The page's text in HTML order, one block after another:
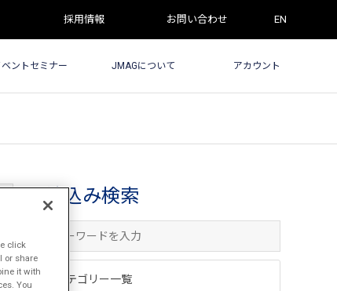
採用情報 お問い合わせ EN
ベントセミナー JMAGについて アカウント
絞込み検索
カテゴリー一覧
click
or share
it with
You